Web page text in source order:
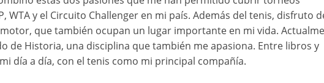
WTA y el Circuito Challenger en mi país. Además del tenis, disfruto
que también ocupan un lugar importante en mi vida.
de Historia, una disciplina que también me apasiona. Entre libros y
día a día, con el tenis como mi principal compañía.